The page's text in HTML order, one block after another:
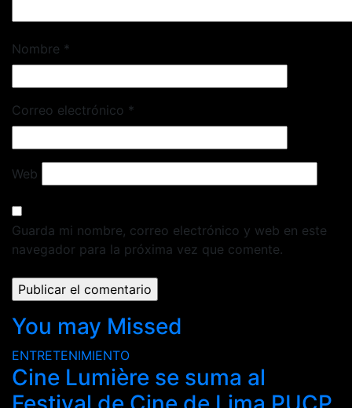
Nombre *
Correo electrónico *
Web
Guarda mi nombre, correo electrónico y web en este
navegador para la próxima vez que comente.
You may Missed
ENTRETENIMIENTO
Cine Lumière se suma al